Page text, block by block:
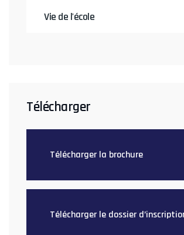
Vie de l'école
Télécharger
Télécharger la brochure
Télécharger le dossier